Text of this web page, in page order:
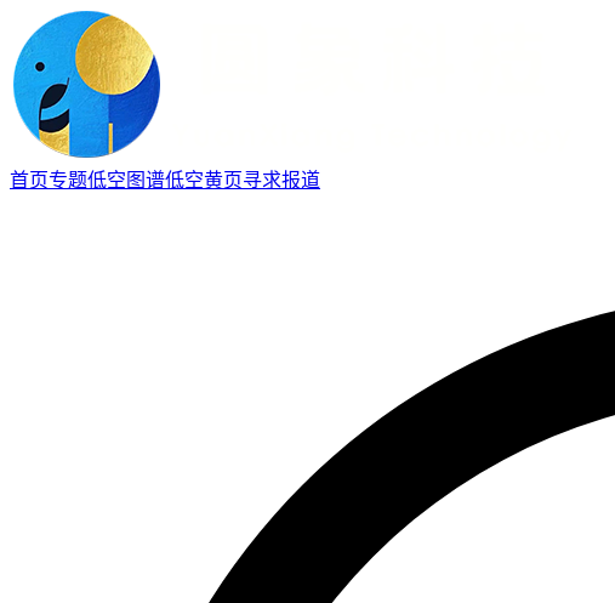
首页专题低空图谱低空黄页寻求报道